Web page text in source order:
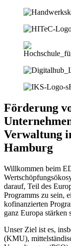
Förderung
Verwaltung
Hamburg
Willkommen beim
darauf, Teil des
Programms zu sein,
kofinanzierten
ganz Europa stärken
Unser Ziel ist es,
(KMU),